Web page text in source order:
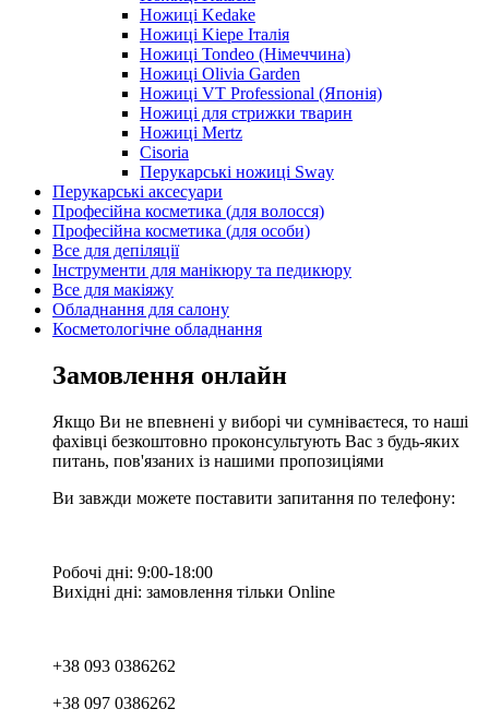
Ножиці Kedake
Ножиці Kiepe Італія
Ножиці Tondeo (Німеччина)
Ножиці Olivia Garden
Ножиці VT Professional (Японія)
Ножиці для стрижки тварин
Ножиці Mertz
Cisoria
Перукарські ножиці Sway
Перукарські аксесуари
Професійна косметика (для волосся)
Професійна косметика (для особи)
Все для депіляції
Інструменти для манікюру та педикюру
Все для макіяжу
Обладнання для салону
Косметологічне обладнання
Замовлення онлайн
Якщо Ви не впевнені у виборі чи сумніваєтеся, то наші
фахівці безкоштовно проконсультують Вас з будь-яких
питань, пов'язаних із нашими пропозиціями
Ви завжди можете поставити запитання по телефону:
Робочі дні: 9:00-18:00
Вихідні дні: замовлення тільки Online
+38 093 0386262
+38 097 0386262